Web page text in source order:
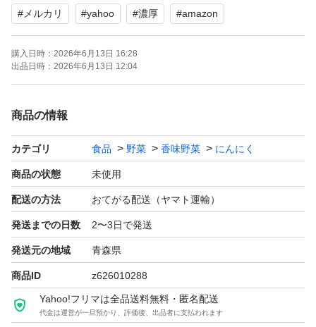
水分無調整、無着色、無香料で、皮がめくれた、
小さい、双子等が混じった訳あり品です。
梱包はジップ付袋で脱酸素剤入りで梱包します。
【名称】 青森県産 黒ニンニク
【原料原産地名】青森県産 福地ホワイト
【加工場所】 青森県 五戸町
【内量量】 200g
【賞味期限】 常温10ヶ月間
#メルカリ #yahoo #濃厚 #amazon
購入日時： 2026年6月13日 16:28
出品日時： 2026年6月13日 12:04
商品の情報
カテゴリ 食品 野菜 香味野菜 にんにく
商品の状態 未使用
配送の方法 おてがる配送（ヤマト運輸）
発送までの日数 2〜3日で発送
発送元の地域 青森県
商品ID z626010288
Yahoo!フリマは全品送料無料・匿名配送
代金は運営が一旦預かり、評価後、出品者に支払われます